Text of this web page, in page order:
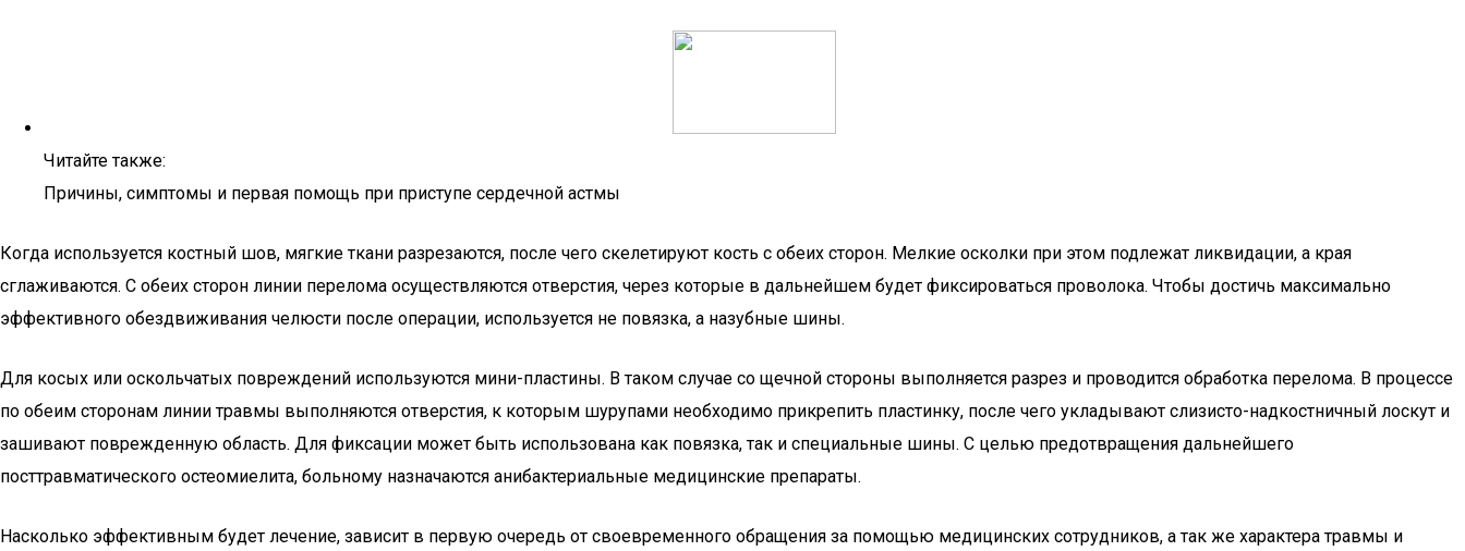
Читайте также:
Причины, симптомы и первая помощь при приступе сердечной астмы
Когда используется костный шов, мягкие ткани разрезаются, после чего скелетируют кость с обеих сторон. Мелкие осколки при этом подлежат ликвидации, а края
сглаживаются. С обеих сторон линии перелома осуществляются отверстия, через которые в дальнейшем будет фиксироваться проволока. Чтобы достичь максимально
эффективного обездвиживания челюсти после операции, используется не повязка, а назубные шины.
Для косых или оскольчатых повреждений используются мини-пластины. В таком случае со щечной стороны выполняется разрез и проводится обработка перелома. В процессе
по обеим сторонам линии травмы выполняются отверстия, к которым шурупами необходимо прикрепить пластинку, после чего укладывают слизисто-надкостничный лоскут и
зашивают поврежденную область. Для фиксации может быть использована как повязка, так и специальные шины. С целью предотвращения дальнейшего
посттравматического остеомиелита, больному назначаются анибактериальные медицинские препараты.
Насколько эффективным будет лечение, зависит в первую очередь от своевременного обращения за помощью медицинских сотрудников, а так же характера травмы и